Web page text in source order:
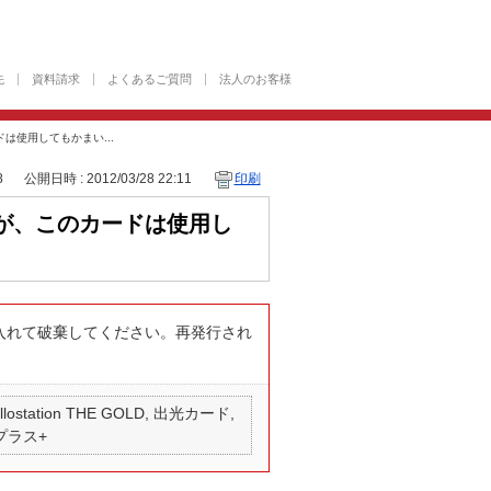
資料請求 よくあるご質問 法人のお客様
使用してもかまい...
公開日時 : 2012/03/28 22:11 印刷
、このカードは使用し
て破棄してください。再発行され
THE GOLD, 出光カード,
ラス+